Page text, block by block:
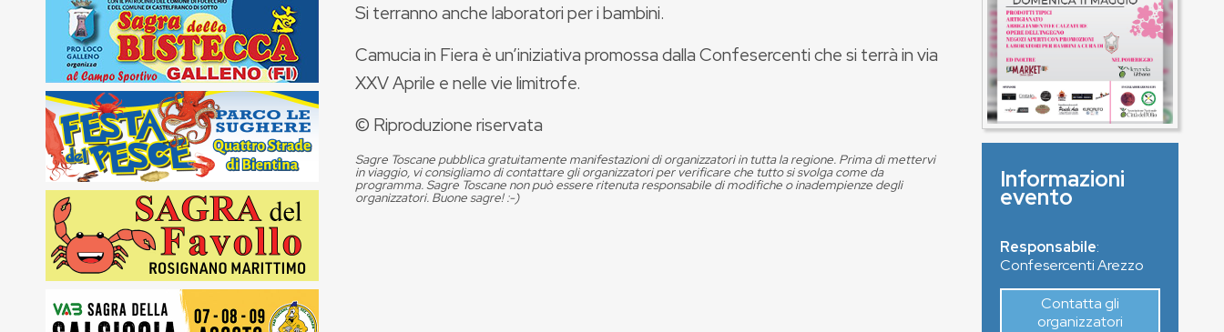
Si terranno anche laboratori per i bambini.
Camucia in Fiera è un’iniziativa promossa dalla Confesercenti che si terrà in via
XXV Aprile e nelle vie limitrofe.
© Riproduzione riservata
Sagre Toscane pubblica gratuitamente manifestazioni di organizzatori in tutta la regione. Prima di mettervi
in viaggio, vi consigliamo di contattare gli organizzatori per verificare che tutto si svolga come da
programma. Sagre Toscane non può essere ritenuta responsabile di modifiche o inadempienze degli
organizzatori. Buone sagre! :-)
Informazioni
evento
Responsabile:
Confesercenti Arezzo
Contatta gli
organizzatori